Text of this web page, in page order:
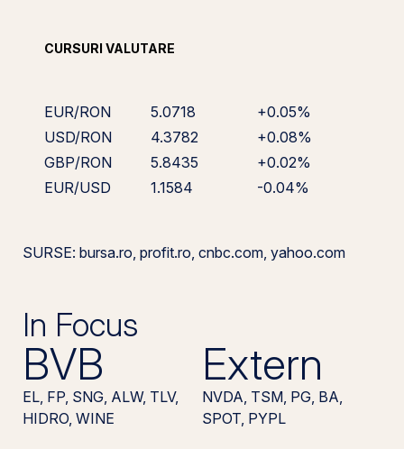
CURSURI VALUTARE
EUR/RON 5.0718
+0.05%
USD/RON
4.3782
+0.08%
GBP/RON
5.8435
+0.02%
EUR/USD
1.1584 -0.04%
SURSE: bursa.ro, profit.ro, cnbc.com, yahoo.com
In Focus
BVB
EL, FP, SNG, ALW, TLV,
HIDRO, WINE
Extern
NVDA, TSM, PG, BA,
SPOT, PYPL